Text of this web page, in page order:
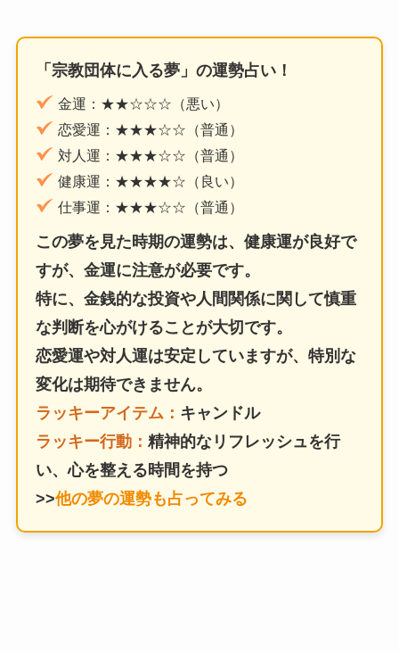
「宗教団体に入る夢」の運勢占い！
金運：★★☆☆☆（悪い）
恋愛運：★★★☆☆（普通）
対人運：★★★☆☆（普通）
健康運：★★★★☆（良い）
仕事運：★★★☆☆（普通）
この夢を見た時期の運勢は、健康運が良好で
すが、金運に注意が必要です。
特に、金銭的な投資や人間関係に関して慎重
な判断を心がけることが大切です。
恋愛運や対人運は安定していますが、特別な
変化は期待できません。
ラッキーアイテム： キャンドル
ラッキー行動： 精神的なリフレッシュを行
い、心を整える時間を持つ
>>他の夢の運勢も占ってみる